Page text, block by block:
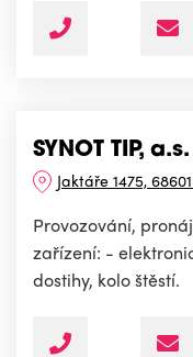
SYNOT TIP, a.s.
Jaktáře 1475,
Provozování,
zařízení: -
dostihy, kolo štěstí.